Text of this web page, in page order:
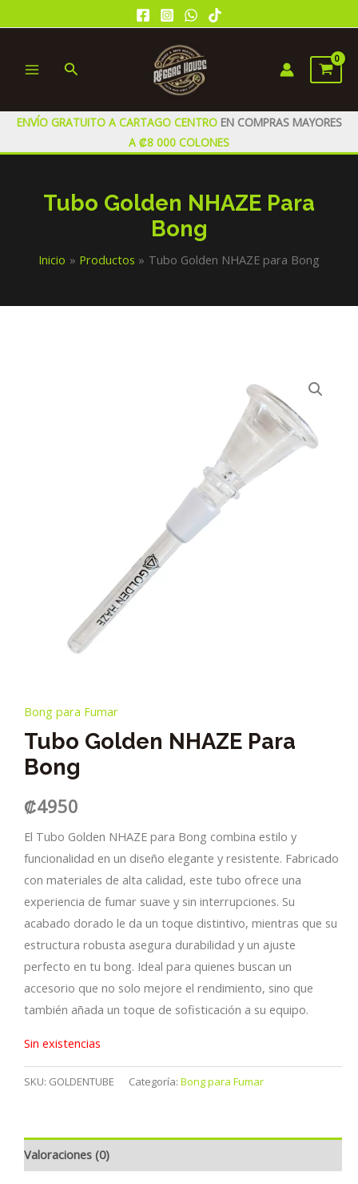
al
MENU
Buscar
ENVÍO GRATUITO A CARTAGO CENTRO EN COMPRAS MAYORES
A ₡8 000 COLONES
Tubo Golden NHAZE Para
Bong
Inicio Productos Tubo Golden NHAZE para Bong
Bong para Fumar
Tubo Golden NHAZE Para
Bong
₡4950
El Tubo Golden NHAZE para Bong combina estilo y
funcionalidad en un diseño elegante y resistente. Fabricado
con materiales de alta calidad, este tubo ofrece una
experiencia de fumar suave y sin interrupciones. Su
acabado dorado le da un toque distintivo, mientras que su
estructura robusta asegura durabilidad y un ajuste
perfecto en tu bong. Ideal para quienes buscan un
accesorio que no solo mejore el rendimiento, sino que
también añada un toque de sofisticación a su equipo.
Sin existencias
SKU: GOLDENTUBE Categoría: Bong para Fumar
Valoraciones (0)